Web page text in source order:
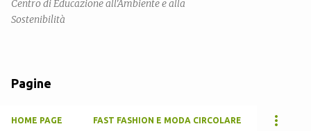
Centro di Educazione all'Ambiente e alla
Sostenibilità
Pagine
HOME PAGE FAST FASHION E MODA CIRCOLARE